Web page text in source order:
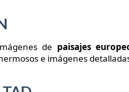
de paisajes
e imágenes